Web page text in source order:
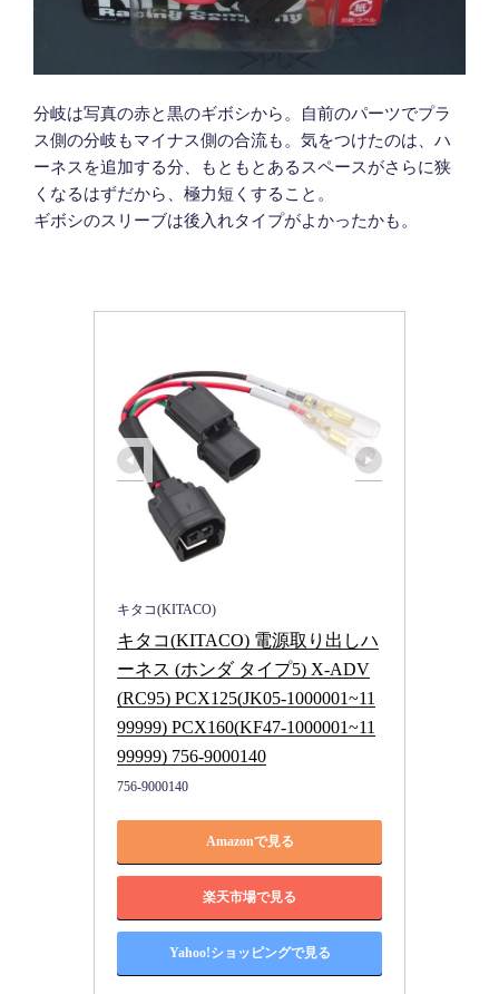
分岐は写真の赤と黒のギボシから。自前のパーツでプラ
ス側の分岐もマイナス側の合流も。気をつけたのは、ハ
ーネスを追加する分、もともとあるスペースがさらに狭
くなるはずだから、極力短くすること。
ギボシのスリーブは後入れタイプがよかったかも。
キタコ(KITACO)
キタコ(KITACO) 電源取り出しハ
ーネス (ホンダ タイプ5) X-ADV
(RC95) PCX125(JK05-1000001~11
99999) PCX160(KF47-1000001~11
99999) 756-9000140
756-9000140
Amazonで見る
楽天市場で見る
Yahoo!ショッピングで見る